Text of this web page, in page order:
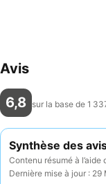
Avis
6,8 sur la base de 1
Synthèse des
Contenu résumé à l’aide
Dernière mise à jour : 29